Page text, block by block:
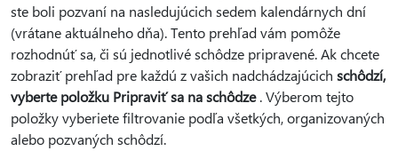
ste boli pozvaní na nasledujúcich sedem kalendárnych dní
(vrátane aktuálneho dňa). Tento prehľad vám pomôže
rozhodnúť sa, či sú jednotlivé schôdze pripravené. Ak chcete
zobraziť prehľad pre každú z vašich nadchádzajúcich schôdzí,
vyberte položku Pripraviť sa na schôdze. Výberom tejto
položky vyberiete filtrovanie podľa všetkých, organizovaných
alebo pozvaných schôdzí.